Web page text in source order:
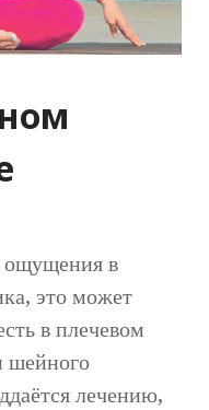
ощущения в
это может
в плечевом
шейного
лечению,